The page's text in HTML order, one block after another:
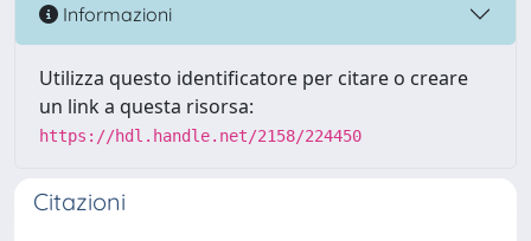
Informazioni
Utilizza questo identificatore per citare o creare
un link a questa risorsa:
https://hdl.handle.net/2158/224450
Citazioni